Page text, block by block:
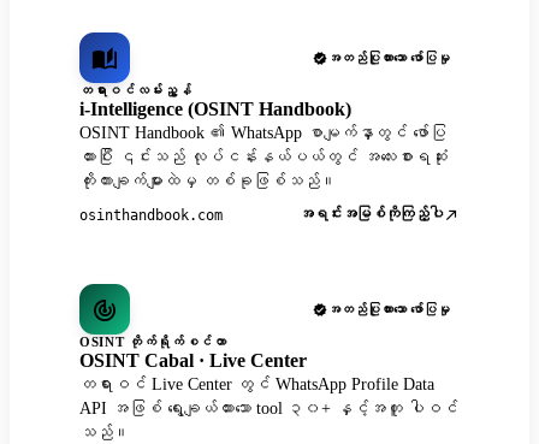
အတည်ပြုထားသော ဖော်ပြမှု
တရားဝင်လမ်းညွှန်
i-Intelligence (OSINT Handbook)
OSINT Handbook ၏ WhatsApp စာမျက်နှာတွင် ဖော်ပြ
ထားပြီး ၎င်းသည် လုပ်ငန်းနယ်ပယ်တွင် အလေးစားရဆုံး
ကိုးကားချက်များထဲမှ တစ်ခုဖြစ်သည်။
osinthandbook.com အရင်းအမြစ်ကိုကြည့်ပါ
အတည်ပြုထားသော ဖော်ပြမှု
OSINT တိုက်ရိုက်စင်တာ
OSINT Cabal · Live Center
တရားဝင် Live Center တွင် WhatsApp Profile Data
API အဖြစ် ရွေးချယ်ထားသော tool ၃၀+ နှင့်အတူ ပါဝင်
သည်။